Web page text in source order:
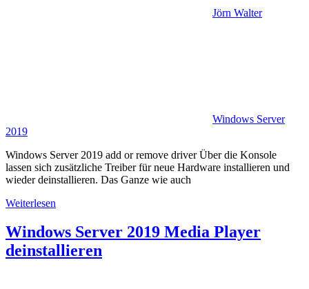
Jörn Walter
Windows Server
2019
Windows Server 2019 add or remove driver Über die Konsole
lassen sich zusätzliche Treiber für neue Hardware installieren und
wieder deinstallieren. Das Ganze wie auch
Weiterlesen
Windows Server 2019 Media Player
deinstallieren